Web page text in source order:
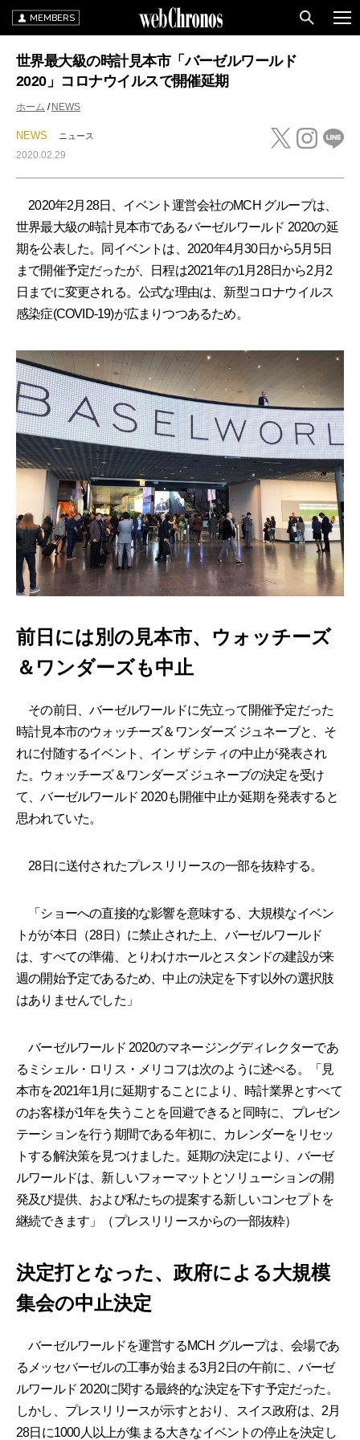
MEMBERS
世界最大級の時計見本市「バーゼルワールド
2020」コロナウイルスで開催延期
ホーム NEWS
NEWS ニュース
2020.02.29
2020年2月28日、イベント運営会社のMCH グループは、
世界最大級の時計見本市であるバーゼルワールド 2020の延
期を公表した。同イベントは、2020年4月30日から5月5日
まで開催予定だったが、日程は2021年の1月28日から2月2
日までに変更される。公式な理由は、新型コロナウイルス
感染症(COVID-19)が広まりつつあるため。
前日には別の見本市、ウォッチーズ
＆ワンダーズも中止
その前日、バーゼルワールドに先立って開催予定だった
時計見本市のウォッチーズ＆ワンダーズ ジュネーブと、そ
れに付随するイベント、イン ザ シティの中止が発表され
た。ウォッチーズ＆ワンダーズ ジュネーブの決定を受け
て、バーゼルワールド 2020も開催中止か延期を発表すると
思われていた。
28日に送付されたプレスリリースの一部を抜粋する。
「ショーへの直接的な影響を意味する、大規模なイベン
トがが本日（28日）に禁止された上、バーゼルワールド
は、すべての準備、とりわけホールとスタンドの建設が来
週の開始予定であるため、中止の決定を下す以外の選択肢
はありませんでした」
バーゼルワールド 2020のマネージングディレクターであ
るミシェル・ロリス・メリコフは次のように述べる。「見
本市を2021年1月に延期することにより、時計業界とすべて
のお客様が1年を失うことを回避できると同時に、プレゼン
テーションを行う期間である年初に、カレンダーをリセッ
トする解決策を見つけました。延期の決定により、バーゼ
ルワールドは、新しいフォーマットとソリューションの開
発及び提供、および私たちの提案する新しいコンセプトを
継続できます」（プレスリリースからの一部抜粋）
決定打となった、政府による大規模
集会の中止決定
バーゼルワールドを運営するMCH グループは、会場であ
るメッセバーゼルの工事が始まる3月2日の午前に、バーゼ
ルワールド 2020に関する最終的な決定を下す予定だった。
しかし、プレスリリースが示すとおり、スイス政府は、2月
28日に1000人以上が集まる大きなイベントの停止を決定し